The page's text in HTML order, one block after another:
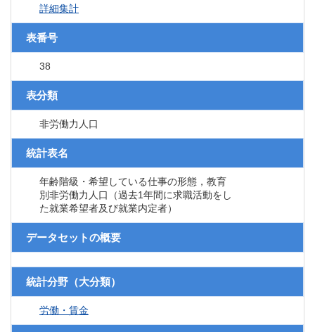
詳細集計
表番号
38
表分類
非労働力人口
統計表名
年齢階級・希望している仕事の形態，教育
別非労働力人口（過去1年間に求職活動をし
た就業希望者及び就業内定者）
データセットの概要
統計分野（大分類）
労働・賃金